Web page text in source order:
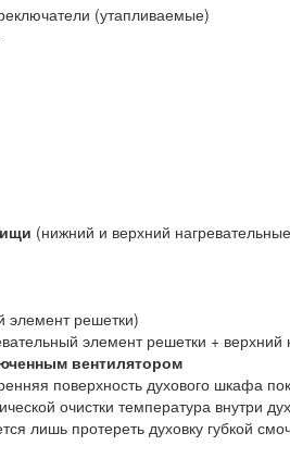
(утапливаемые)
(нижний и верхний
элемент решетки)
элемент решетки + верхний
вентилятором
поверхность духового шкафа
очистки температура внутри
лишь протереть духовку губкой